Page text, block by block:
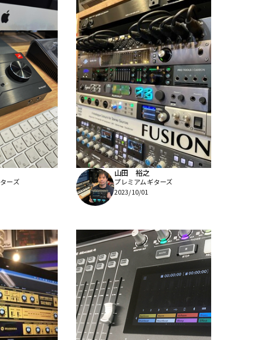
ーズ
山田 裕之
プレミアムギターズ
2023/10/01